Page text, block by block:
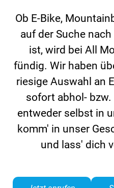
Ob E-Bike,
auf der Suche
ist, wird bei All
fündig. Wir haben
riesige Auswahl an
sofort abhol-
entweder selbst in
komm' in ­unser
und lass' dich